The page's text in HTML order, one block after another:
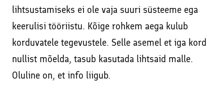
lihtsustamiseks ei ole vaja suuri süsteeme ega
keerulisi tööriistu. Kõige rohkem aega kulub
korduvatele tegevustele. Selle asemel et iga kord
nullist mõelda, tasub kasutada lihtsaid malle.
Oluline on, et info liigub.